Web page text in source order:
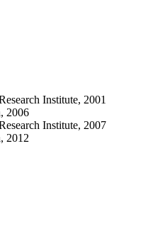
Institute, 2001
2006
Institute, 2007
2012